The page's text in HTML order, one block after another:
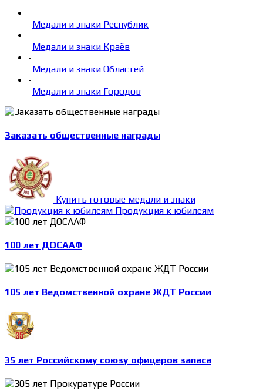
-
Медали и знаки Республик
-
Медали и знаки Краёв
-
Медали и знаки Областей
-
Медали и знаки Городов
Заказать общественные награды
Купить готовые медали и знаки
Продукция к юбилеям
100 лет ДОСААФ
105 лет Ведомственной охране ЖДТ России
35 лет Российскому союзу офицеров запаса